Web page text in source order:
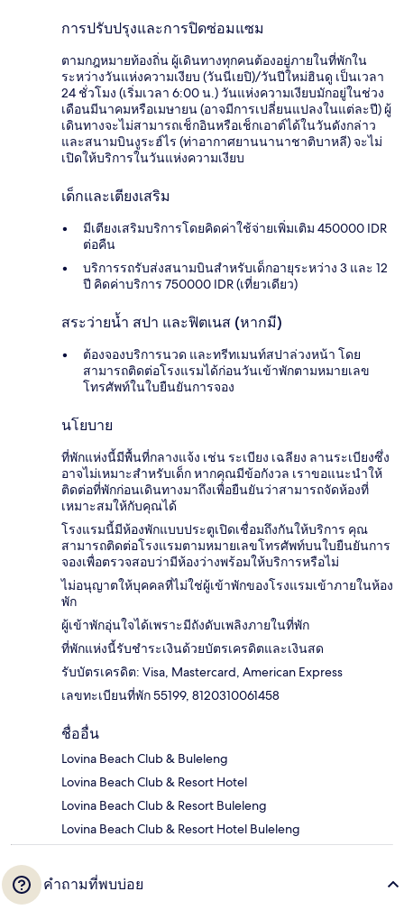
การปรับปรุงและการปิดซ่อมแซม
ตามกฎหมายท้องถิ่น ผู้เดินทางทุกคนต้องอยู่ภายในที่พักใน
ระหว่างวันแห่งความเงียบ (วันนีเยปิ)/วันปีใหม่ฮินดู เป็นเวลา
24 ชั่วโมง (เริ่มเวลา 6:00 น.) วันแห่งความเงียบมักอยู่ในช่วง
เดือนมีนาคมหรือเมษายน (อาจมีการเปลี่ยนแปลงในแต่ละปี) ผู้
เดินทางจะไม่สามารถเช็กอินหรือเช็กเอาต์ได้ในวันดังกล่าว
และสนามบินงูระฮ์ไร (ท่าอากาศยานนานาชาติบาหลี) จะไม่
เปิดให้บริการในวันแห่งความเงียบ
เด็กและเตียงเสริม
มีเตียงเสริมบริการโดยคิดค่าใช้จ่ายเพิ่มเติม 450000 IDR
ต่อคืน
บริการรถรับส่งสนามบินสำหรับเด็กอายุระหว่าง 3 และ 12
ปี คิดค่าบริการ 750000 IDR (เที่ยวเดียว)
สระว่ายน้ำ สปา และฟิตเนส (หากมี)
ต้องจองบริการนวด และทรีทเมนท์สปาล่วงหน้า โดย
สามารถติดต่อโรงแรมได้ก่อนวันเข้าพักตามหมายเลข
โทรศัพท์ในใบยืนยันการจอง
นโยบาย
ที่พักแห่งนี้มีพื้นที่กลางแจ้ง เช่น ระเบียง เฉลียง ลานระเบียงซึ่ง
อาจไม่เหมาะสำหรับเด็ก หากคุณมีข้อกังวล เราขอแนะนำให้
ติดต่อที่พักก่อนเดินทางมาถึงเพื่อยืนยันว่าสามารถจัดห้องที่
เหมาะสมให้กับคุณได้
โรงแรมนี้มีห้องพักแบบประตูเปิดเชื่อมถึงกันให้บริการ คุณ
สามารถติดต่อโรงแรมตามหมายเลขโทรศัพท์บนใบยืนยันการ
จองเพื่อตรวจสอบว่ามีห้องว่างพร้อมให้บริการหรือไม่
ไม่อนุญาตให้บุคคลที่ไม่ใช่ผู้เข้าพักของโรงแรมเข้าภายในห้อง
พัก
ผู้เข้าพักอุ่นใจได้เพราะมีถังดับเพลิงภายในที่พัก
ที่พักแห่งนี้รับชำระเงินด้วยบัตรเครดิตและเงินสด
รับบัตรเครดิต: Visa, Mastercard, American Express
เลขทะเบียนที่พัก 55199, 8120310061458
ชื่ออื่น
Lovina Beach Club & Buleleng
Lovina Beach Club & Resort Hotel
Lovina Beach Club & Resort Buleleng
Lovina Beach Club & Resort Hotel Buleleng
คำถามที่พบบ่อย